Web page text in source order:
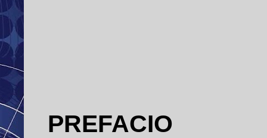
PREFACIO